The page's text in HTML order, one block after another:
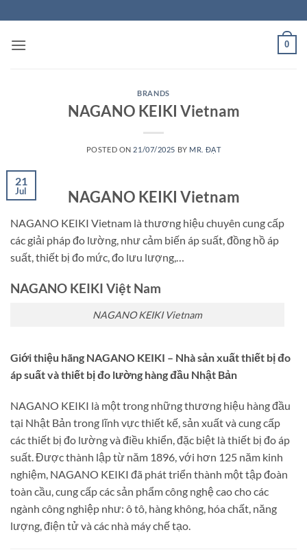
to
content
0
BRANDS
NAGANO KEIKI Vietnam
POSTED ON 21/07/2025 BY MR. ĐẠT
21
Jul NAGANO KEIKI Vietnam
NAGANO KEIKI Vietnam là thương hiệu chuyên cung cấp
các giải pháp đo lường, như cảm biến áp suất, đồng hồ áp
suất, thiết bị đo mức, đo lưu lượng,…
NAGANO KEIKI Việt Nam
NAGANO KEIKI Vietnam
Giới thiệu hãng NAGANO KEIKI – Nhà sản xuất thiết bị đo
áp suất và thiết bị đo lường hàng đầu Nhật Bản
NAGANO KEIKI là một trong những thương hiệu hàng đầu
tại Nhật Bản trong lĩnh vực thiết kế, sản xuất và cung cấp
các thiết bị đo lường và điều khiển, đặc biệt là thiết bị đo áp
suất. Được thành lập từ năm 1896, với hơn 125 năm kinh
nghiệm, NAGANO KEIKI đã phát triển thành một tập đoàn
toàn cầu, cung cấp các sản phẩm công nghệ cao cho các
ngành công nghiệp như: ô tô, hàng không, hóa chất, năng
lượng, điện tử và các nhà máy chế tạo.